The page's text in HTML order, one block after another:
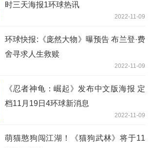
时三天海报1环球热讯
2022-11-09
环球快报:《庞然大物》曝预告 布兰登·费
舍寻求人生救赎
2022-11-09
《忍者神龟：崛起》发布中文版海报 定
档11月19日4环球新消息
2022-11-09
萌猫憨狗闯江湖！《猫狗武林》将于11